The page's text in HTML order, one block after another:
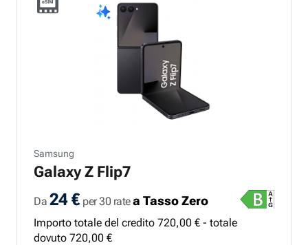
Samsung
Galaxy Z Flip7
Da 24 €per 30 ratea Tasso Zero
Importo totale del credito 720,00 € - totale
dovuto 720,00 €